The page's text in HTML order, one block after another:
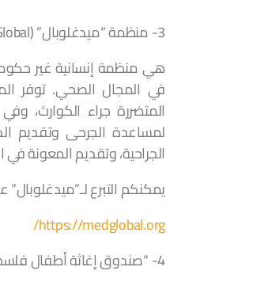
3- منظمة “ميدغلوبال” (MedGlobal)
في المجال الصحي. توفر
المتضررة جراء الكوارث،
لمساعدة الجرحى وتقديم
الجراحية، وتقديم المعونة في
يمكنكم التبرع لـ”ميدغلوبال”
https://medglobal.org/
4- “صندوق إغاثة أطفال فلسطين” (PCRF)